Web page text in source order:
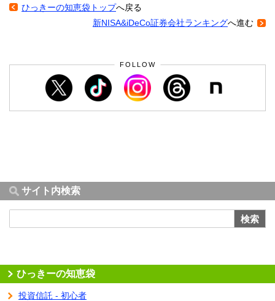
ひっきーの知恵袋トップへ戻る
新NISA&iDeCo証券会社ランキングへ進む
FOLLOW
サイト内検索
検索
ひっきーの知恵袋
投資信託 - 初心者